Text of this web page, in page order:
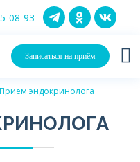
08-93
Записаться на приём
Прием эндокринолога